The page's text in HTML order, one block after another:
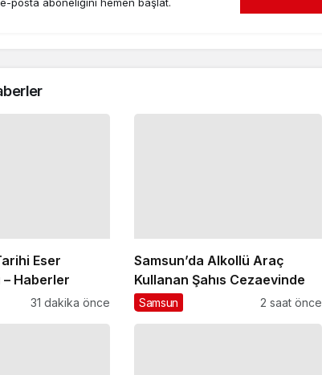
posta aboneliğini hemen başlat.
Eser
Haberler
31 dakika önce
Samsun’da Alkollü Araç
Kullanan Şahıs Cezaevinde
Samsun 2 saat önce